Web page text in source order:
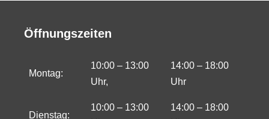
Öffnungszeiten
Montag:
10:00 – 13:00
Uhr,
14:00 – 18:00
Uhr
Dienstag:
10:00 – 13:00
14:00 – 18:00